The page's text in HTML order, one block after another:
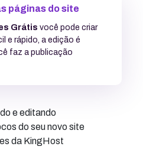
páginas do site
Grátis você pode criar
e rápido, a edição é
faz a publicação